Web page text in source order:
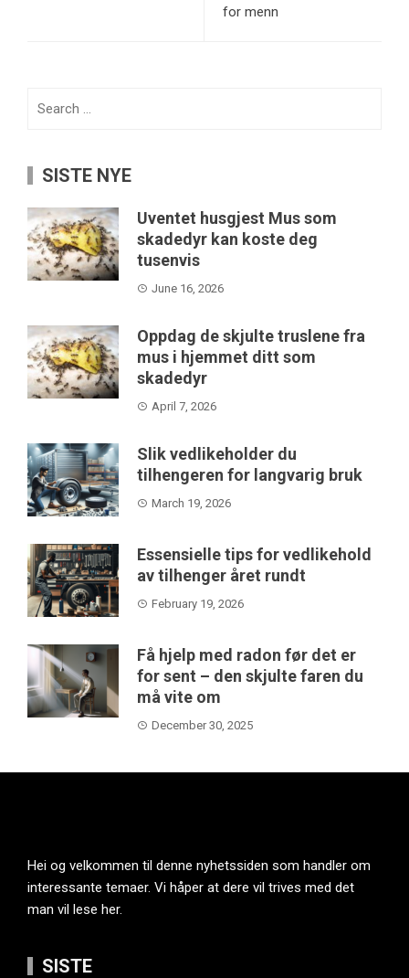
for menn
SISTE NYE
Uventet husgjest Mus som
skadedyr kan koste deg
tusenvis
June 16, 2026
Oppdag de skjulte truslene fra
mus i hjemmet ditt som
skadedyr
April 7, 2026
Slik vedlikeholder du
tilhengeren for langvarig bruk
March 19, 2026
Essensielle tips for vedlikehold
av tilhenger året rundt
February 19, 2026
Få hjelp med radon før det er
for sent – den skjulte faren du
må vite om
December 30, 2025
Hei og velkommen til denne nyhetssiden som handler om
interessante temaer. Vi håper at dere vil trives med det
man vil lese her.
SISTE